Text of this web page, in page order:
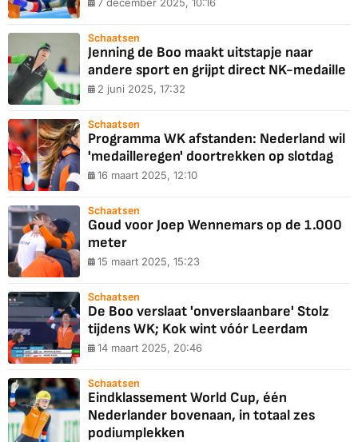
Schaatsen
Jenning de Boo maakt uitstapje naar
andere sport en grijpt direct NK-medaille
2 juni 2025, 17:32
Schaatsen
Programma WK afstanden: Nederland wil
'medailleregen' doortrekken op slotdag
16 maart 2025, 12:10
Schaatsen
Goud voor Joep Wennemars op de 1.000
meter
15 maart 2025, 15:23
Schaatsen
De Boo verslaat 'onverslaanbare' Stolz
tijdens WK; Kok wint vóór Leerdam
14 maart 2025, 20:46
Schaatsen
Eindklassement World Cup, één
Nederlander bovenaan, in totaal zes
podiumplekken